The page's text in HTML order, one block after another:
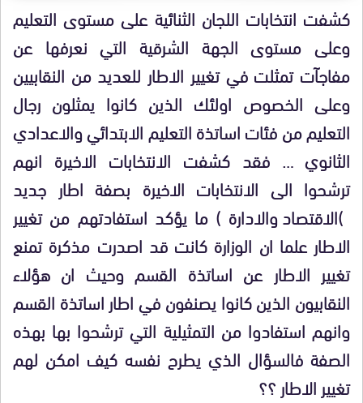
كشفت انتخابات اللجان الثنائية على مستوى التعليم
وعلى مستوى الجهة الشرقية التي نعرفها عن
مفاجآت تمثلت في تغيير الاطار للعديد من النقابيين
وعلى الخصوص اولئك الذين كانوا يمثلون رجال
التعليم من فئات اساتذة التعليم الابتدائي والاعدادي
الثانوي … فقد كشفت الانتخابات الاخيرة انهم
ترشحوا الى الانتخابات الاخيرة بصفة اطار جديد
)الاقتصاد والادارة ) ما يؤكد استفادتهم من تغيير
الاطار علما ان الوزارة كانت قد اصدرت مذكرة تمنع
تغيير الاطار عن اساتذة القسم وحيث ان هؤلاء
النقابيون الذين كانوا يصنفون في اطار اساتذة القسم
وانهم استفادوا من التمثيلية التي ترشحوا بها بهذه
الصفة فالسؤال الذي يطرح نفسه كيف امكن لهم
تغيير الاطار ؟؟